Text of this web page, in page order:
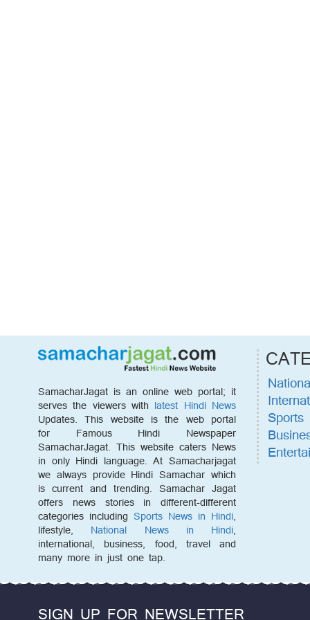
SamacharJagat is an online web portal; it
serves the viewers with latest Hindi News
Updates. This website is the web portal
for Famous Hindi Newspaper
SamacharJagat. This website caters News
in only Hindi language. At Samacharjagat
we always provide Hindi Samachar which
is current and trending. Samachar Jagat
offers news stories in different-different
categories including Sports News in Hindi,
lifestyle, National News in Hindi,
international, business, food, travel and
many more in just one tap.
Sports
SIGN UP FOR NEWSLETTER